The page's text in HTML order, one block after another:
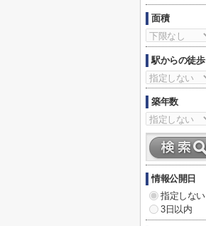
面積
駅からの徒歩
築年数
情報公開日
指定しない
3日以内